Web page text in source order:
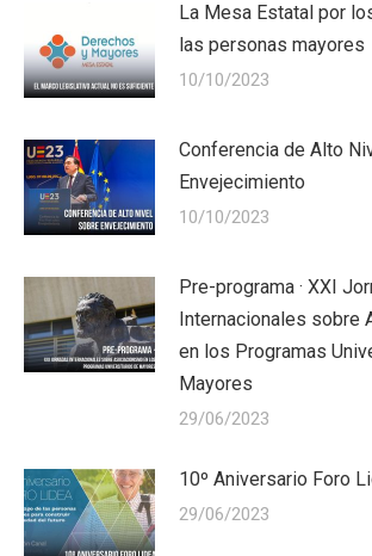
La Mesa Estatal por
las personas mayores
10/10/2023
Conferencia de Alto
Envejecimiento
10/10/2023
Pre-programa · XXI
Internacionales sobre
en los Programas
Mayores
29/06/2023
10º Aniversario Foro
29/06/2023